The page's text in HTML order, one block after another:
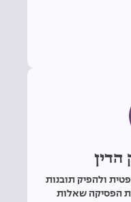
הדין
ולהפיק תובנות
הפסיקה שאלות